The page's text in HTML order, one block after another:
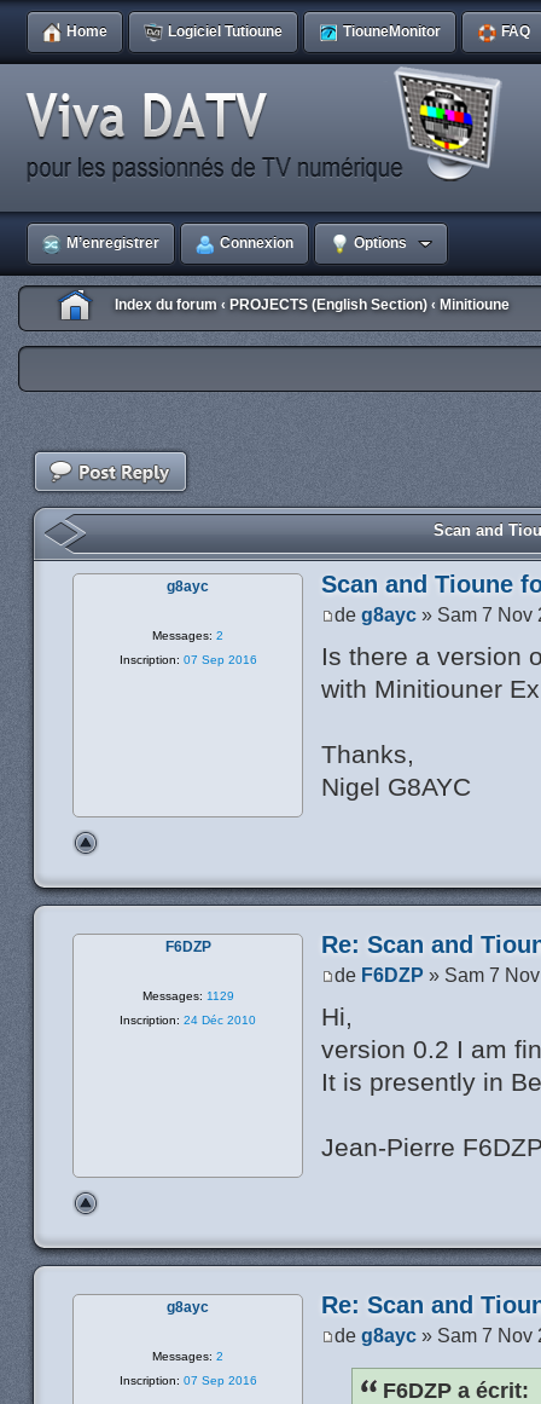
Home Logiciel Tutioune TiouneMonitor FAQ
M’enregistrer Connexion Options
Index du forum ‹ PROJECTS (English Section) ‹ Minitioune
Scan and
Scan and Tioune
deg8ayc » Sam 7 Nov
Is there a version
with Minitiouner
Thanks,
Nigel G8AYC
g8ayc
Messages: 2
Inscription: 07 Sep 2016
Re: Scan and
de F6DZP » Sam 7
Hi,
version 0.2 I am
It is presently in
Jean-Pierre
F6DZP
Messages: 1129
Inscription: 24 Déc 2010
Re: Scan and
deg8ayc » Sam 7 Nov
F6DZP a écrit:
g8ayc
Messages: 2
Inscription: 07 Sep 2016